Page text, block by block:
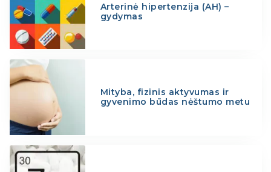
Arterinė hipertenzija (AH) –
gydymas
Mityba, fizinis aktyvumas ir
gyvenimo būdas nėštumo metu